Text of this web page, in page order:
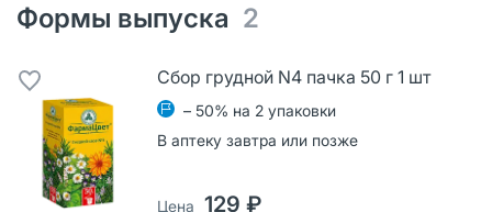
Формы выпуска 2
Сбор грудной N4 пачка 50 г 1 шт
– 50% на 2 упаковки
В аптеку завтра или позже
Цена 129 ₽